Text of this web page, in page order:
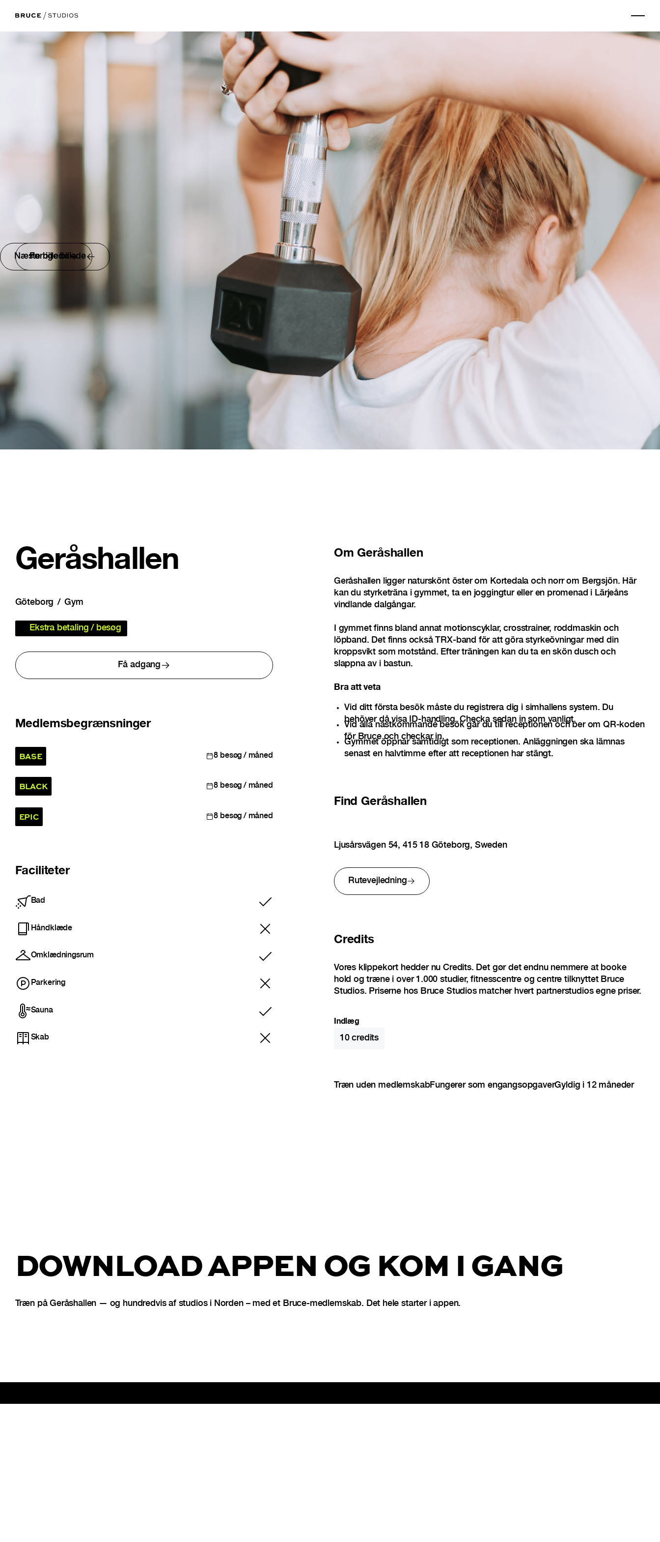
Forrige billede
Næste billede
Geråshallen
Göteborg Gym
Ekstra betaling / besøg
Få adgang
Medlemsbegrænsninger
BASE 8 besøg / måned
BLACK 8 besøg / måned
EPIC 8 besøg / måned
Faciliteter
Bad
Inkluderet
Håndklæde
Omklædningsrum
Inkluderet
Parkering
Sauna
Inkluderet
Skab
Om Geråshallen
Geråshallen ligger naturskönt öster om Kortedala och norr om Bergsjön. Här
kan du styrketräna i gymmet, ta en joggingtur eller en promenad i Lärjeåns
vindlande dalgångar.
I gymmet finns bland annat motionscyklar, crosstrainer, roddmaskin och
löpband. Det finns också TRX-band för att göra styrkeövningar med din
kroppsvikt som motstånd. Efter träningen kan du ta en skön dusch och
slappna av i bastun.
Bra att veta
Vid ditt första besök måste du registrera dig i simhallens system. Du
behöver då visa ID-handling. Checka sedan in som vanligt.
Vid alla nästkommande besök går du till receptionen och ber om QR-koden
för Bruce och checkar in.
Gymmet öppnar samtidigt som receptionen. Anläggningen ska lämnas
senast en halvtimme efter att receptionen har stängt.
Find Geråshallen
Ljusårsvägen 54, 415 18 Göteborg, Sweden
Rutevejledning
Credits
Vores klippekort hedder nu Credits. Det gør det endnu nemmere at booke
hold og træne i over 1.000 studier, fitnesscentre og centre tilknyttet Bruce
Studios. Priserne hos Bruce Studios matcher hvert partnerstudios egne priser.
Indlæg
10credits
Træn uden medlemskabFungerer som engangsopgaverGyldig i 12 måneder
DOWNLOAD APPEN OG KOM I GANG
Træn på Geråshallen — og hundredvis af studios i Norden – med et Bruce-medlemskab. Det hele starter i appen.
Sidefod